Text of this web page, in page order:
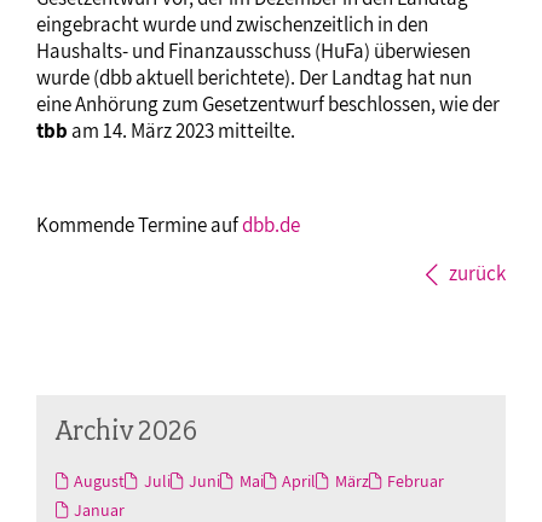
eingebracht wurde und zwischenzeitlich in den
Haushalts- und Finanzausschuss (HuFa) überwiesen
wurde (dbb aktuell berichtete). Der Landtag hat nun
eine Anhörung zum Gesetzentwurf beschlossen, wie der
tbb am 14. März 2023 mitteilte.
Kommende Termine aufdbb.de
zurück
Archiv 2026
August Juli Juni Mai April März
Februar
Januar